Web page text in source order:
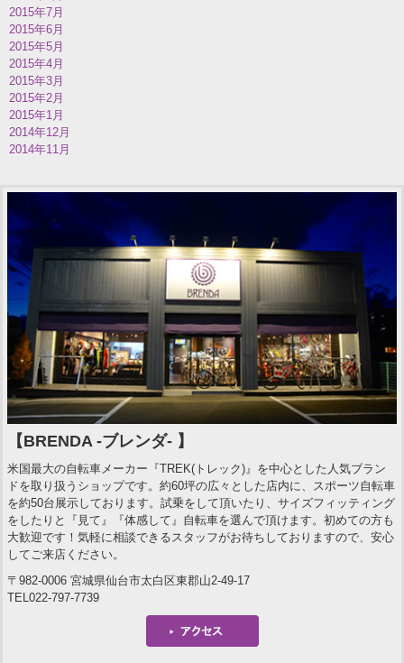
2015年7月
2015年6月
2015年5月
2015年4月
2015年3月
2015年2月
2015年1月
2014年12月
2014年11月
【BRENDA -ブレンダ- 】
米国最大の自転車メーカー『TREK(トレック)』を中心とした人気ブラン
ドを取り扱うショップです。約60坪の広々とした店内に、スポーツ自転車
を約50台展示しております。試乗をして頂いたり、サイズフィッティング
をしたりと『見て』『体感して』自転車を選んで頂けます。初めての方も
大歓迎です！気軽に相談できるスタッフがお待ちしておりますので、安心
してご来店ください。
〒982-0006 宮城県仙台市太白区東郡山2-49-17
TEL022-797-7739